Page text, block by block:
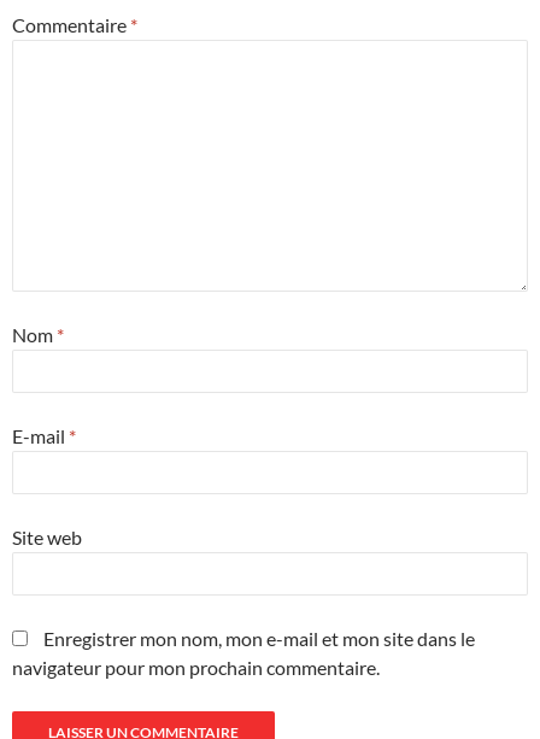
Commentaire *
Nom *
E-mail *
Site web
Enregistrer mon nom, mon e-mail et mon site dans le
navigateur pour mon prochain commentaire.